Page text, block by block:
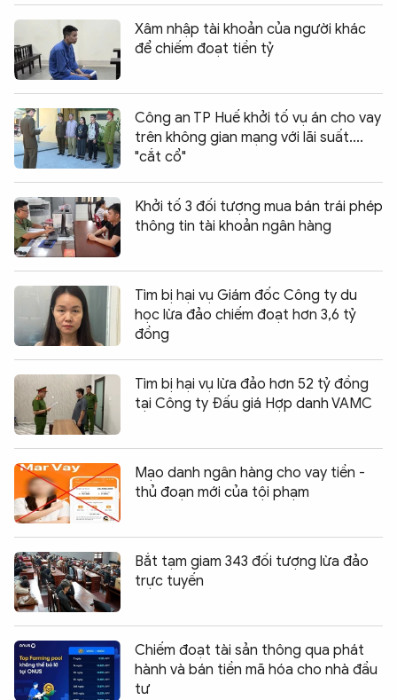
Xâm nhập tài khoản của người khác
để chiếm đoạt tiền tỷ
Công an TP Huế khởi tố vụ án cho vay
trên không gian mạng với lãi suất....
"cắt cổ"
Khởi tố 3 đối tượng mua bán trái phép
thông tin tài khoản ngân hàng
Tìm bị hại vụ Giám đốc Công ty du
học lừa đảo chiếm đoạt hơn 3,6 tỷ
đồng
Tìm bị hại vụ lừa đảo hơn 52 tỷ đồng
tại Công ty Đấu giá Hợp danh VAMC
Mạo danh ngân hàng cho vay tiền -
thủ đoạn mới của tội phạm
Bắt tạm giam 343 đối tượng lừa đảo
trực tuyến
Chiếm đoạt tài sản thông qua phát
hành và bán tiền mã hóa cho nhà đầu
tư